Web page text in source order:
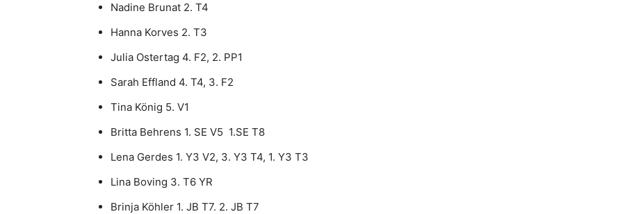
Nadine Brunat 2. T4
Hanna Korves 2. T3
Julia Ostertag 4. F2, 2. PP1
Sarah Effland 4. T4, 3. F2
Tina König 5. V1
Britta Behrens 1. SE V5 1.SE T8
Lena Gerdes 1. Y3 V2, 3. Y3 T4, 1. Y3 T3
Lina Boving 3. T6 YR
Brinja Köhler 1. JB T7. 2. JB T7